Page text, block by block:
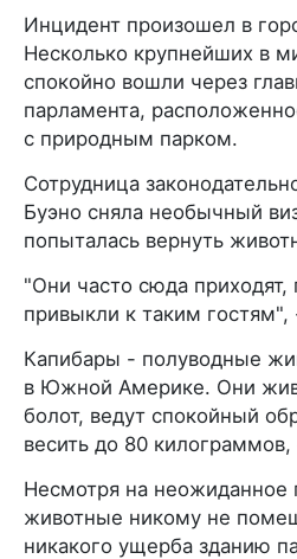
Инцидент произошел в
Несколько крупнейших в
спокойно вошли через
парламента,
с природным парком.
Сотрудница
Буэно сняла необычный
попыталась вернуть
"Они часто сюда
привыкли к таким гостям",
Капибары - полуводные
в Южной Америке. Они
болот, ведут спокойный
весить до 80
Несмотря на неожиданное
животные никому не
никакого ущерба зданию